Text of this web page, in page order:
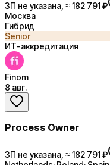
ЗП не указана, ≈ 182 791 ₽
Москва
Гибрид
Senior
ИТ-аккредитация
Finom
8 авг.
Process Owner
ЗП не указана, ≈ 182 791 ₽